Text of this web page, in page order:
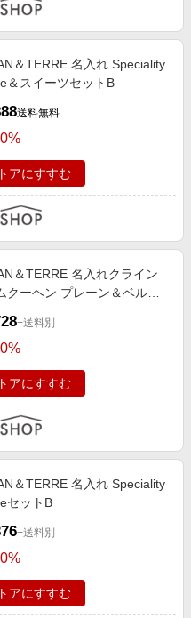
＆TERRE 名入れ Speciality
＆スイーツセットB
送料無料
アにすすむ
＆TERRE 名入れクライン
クーヘン プレーン＆ベルギ
+送料別
アにすすむ
＆TERRE 名入れ Speciality
セットB
+送料別
アにすすむ